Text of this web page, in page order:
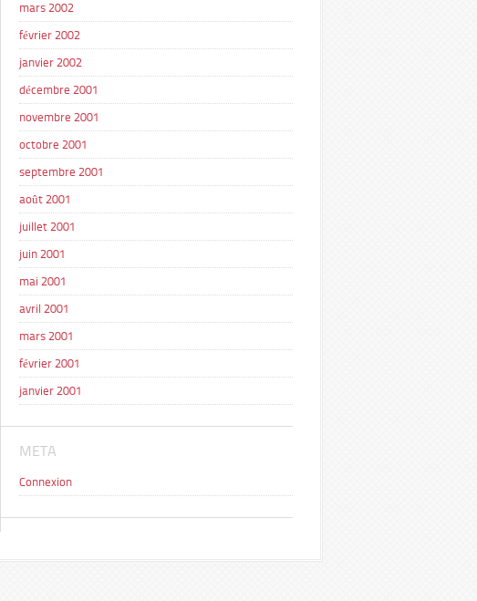
mars 2002
février 2002
janvier 2002
décembre 2001
novembre 2001
octobre 2001
septembre 2001
août 2001
juillet 2001
juin 2001
mai 2001
avril 2001
mars 2001
février 2001
janvier 2001
META
Connexion